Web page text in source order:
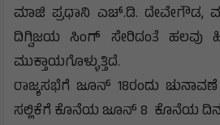
ಮಾಜಿ ಪ್ರಧಾನಿ ಎಚ್.ಡಿ. ದೇವೇಗೌಡ,
ದಿಗ್ವಿಜಯ ಸಿಂಗ್ ಸೇರಿದಂತೆ
ಮುಕ್ತಾಯಗೊಳ್ಳುತ್ತಿದೆ.
ರಾಜ್ಯಸಭೆಗೆ ಜೂನ್ 18ರಂದು
ಸಲ್ಲಿಕೆಗೆ ಕೊನೆಯ ಜೂನ್ 8 ಕೊನೆಯ